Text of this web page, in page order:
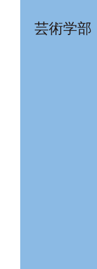
芸術学部